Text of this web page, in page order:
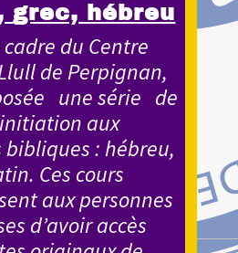
grec, hébreu
cadre du Centre
de Perpignan,
une série de
aux
bibliques : hébreu,
Ces cours
aux personnes
d’avoir accès